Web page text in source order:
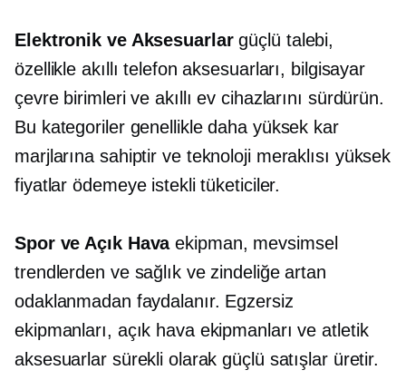
Elektronik ve Aksesuarlargüçlü talebi,
özellikle akıllı telefon aksesuarları, bilgisayar
çevre birimleri ve akıllı ev cihazlarını sürdürün.
Bu kategoriler genellikle daha yüksek kar
marjlarına sahiptir ve teknoloji meraklısı yüksek
fiyatlar ödemeye istekli tüketiciler.
Spor ve Açık Havaekipman, mevsimsel
trendlerden ve sağlık ve zindeliğe artan
odaklanmadan faydalanır. Egzersiz
ekipmanları, açık hava ekipmanları ve atletik
aksesuarlar sürekli olarak güçlü satışlar üretir.